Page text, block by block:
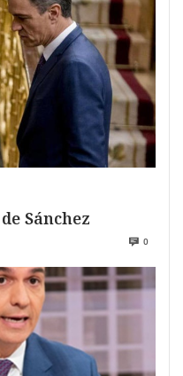
Sánchez
0